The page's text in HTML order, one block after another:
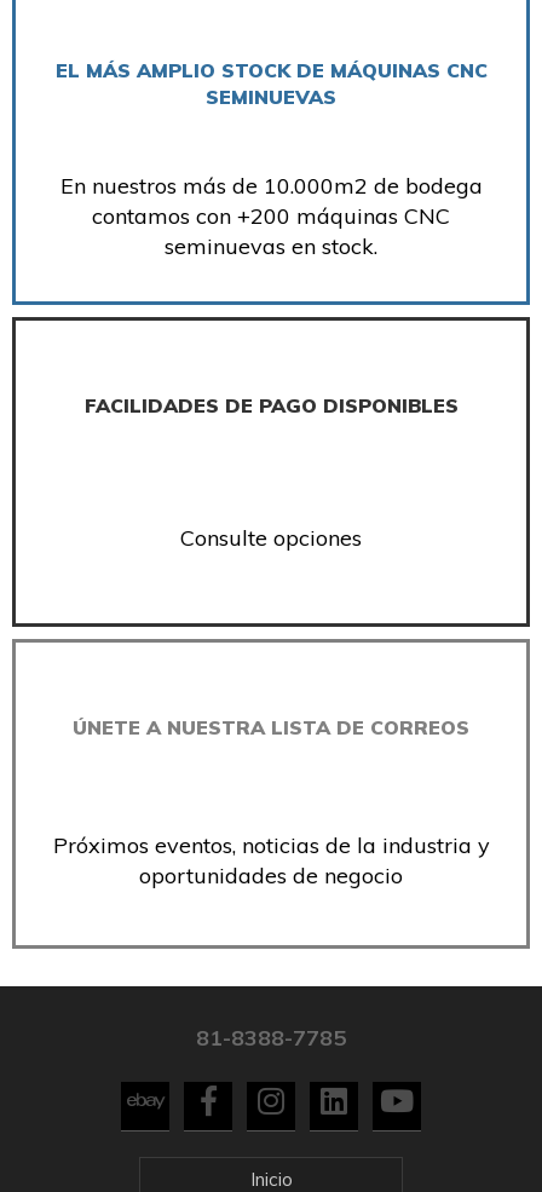
EL MÁS AMPLIO STOCK DE MÁQUINAS CNC
SEMINUEVAS
En nuestros más de 10.000m2 de bodega
contamos con +200 máquinas CNC
seminuevas en stock.
FACILIDADES DE PAGO DISPONIBLES
Consulte opciones
ÚNETE A NUESTRA LISTA DE CORREOS
Próximos eventos, noticias de la industria y
oportunidades de negocio
81-8388-7785
Inicio